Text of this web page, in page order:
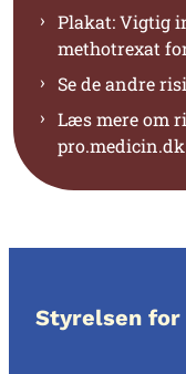
Plakat: Vigtig
methotrexat
Se de andre
Læs mere om
pro.medicin.dk
Styrelsen